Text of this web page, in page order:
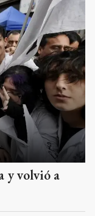
y volvió a